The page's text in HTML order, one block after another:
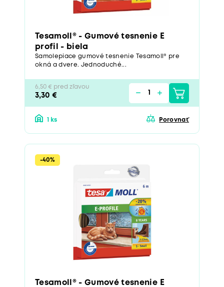
Tesamoll® - Gumové tesnenie E
profil - biela
Samolepiace gumové tesnenie Tesamoll® pre
okná a dvere. Jednoduché...
6,50 € pred zľavou
3,30 €
1 ks Porovnať
-40%
Tesamoll® - Gumové tesnenie E